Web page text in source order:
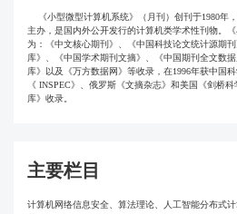
《小型微型计算机系统》（月刊）创刊于1980年
主办，是国内外公开发行的计算机类学术性刊物。
为：《中文核心期刊》、《中国科技论文统计源期
库》、《中国学术期刊文摘》、《中国期刊全文数
库》以及《万方数据网》等收录，在1996年获中国
《 INSPEC》、俄罗斯《文摘杂志》和美国《剑桥
库》收录。
主要栏目
计算机网络信息安全、算法理论、人工智能分布式